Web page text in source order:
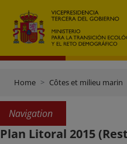
Home Côtes et milieu marin
Navigation
Plan Litoral 2015